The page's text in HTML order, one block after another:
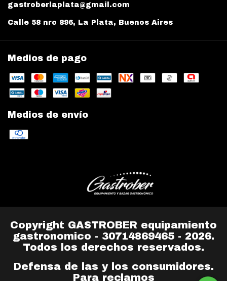
gastroberlaplata@gmail.com
Calle 58 nro 896, La Plata, Buenos Aires
Medios de pago
Medios de envío
Copyright GASTROBER equipamiento
gastronomico - 30714869465 - 2026.
Todos los derechos reservados.
Defensa de las y los consumidores.
Para reclamos